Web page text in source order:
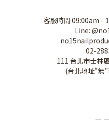
客服時間 09:00am -
Line:
02-
111 台北市士林
(台北地址"無